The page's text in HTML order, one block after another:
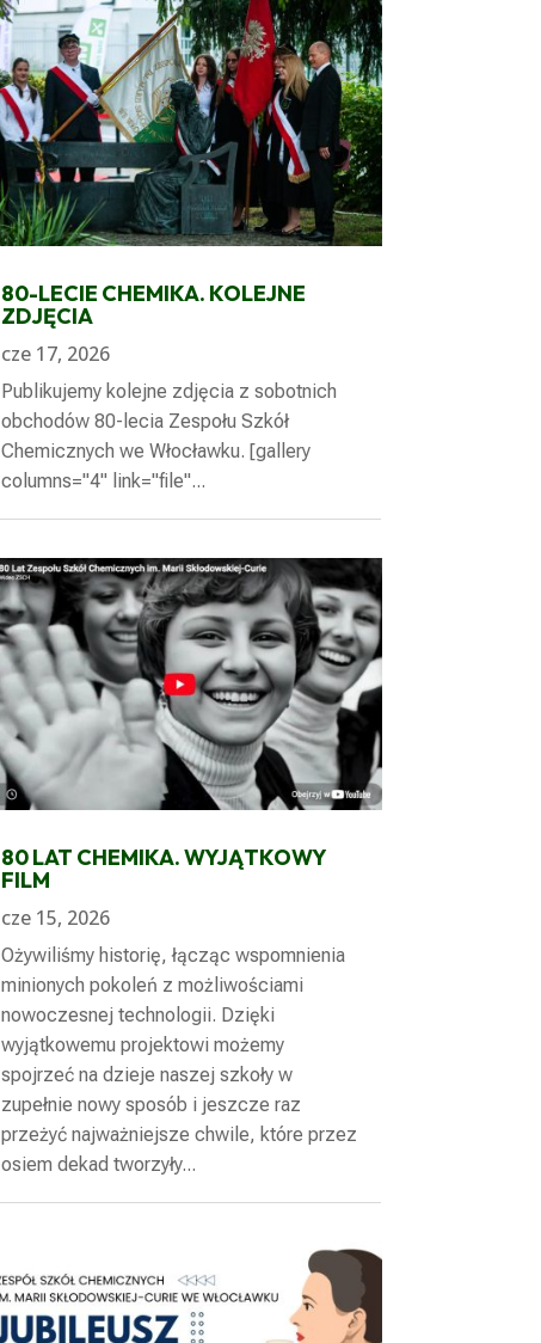
80-LECIE CHEMIKA. KOLEJNE
ZDJĘCIA
cze 17, 2026
Publikujemy kolejne zdjęcia z sobotnich
obchodów 80-lecia Zespołu Szkół
Chemicznych we Włocławku. [gallery
columns="4" link="file"...
80 LAT CHEMIKA. WYJĄTKOWY
FILM
cze 15, 2026
Ożywiliśmy historię, łącząc wspomnienia
minionych pokoleń z możliwościami
nowoczesnej technologii. Dzięki
wyjątkowemu projektowi możemy
spojrzeć na dzieje naszej szkoły w
zupełnie nowy sposób i jeszcze raz
przeżyć najważniejsze chwile, które przez
osiem dekad tworzyły...